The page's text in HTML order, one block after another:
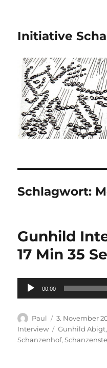
Initiative
Schlagwort:
Gunhild
17 Min 35
Audio-
Player
00:00
Autor
Paul
Veröffentlicht
am
3. November
Interview
Schlagwörter
Gunhild Abigt,
Schanzenhof,